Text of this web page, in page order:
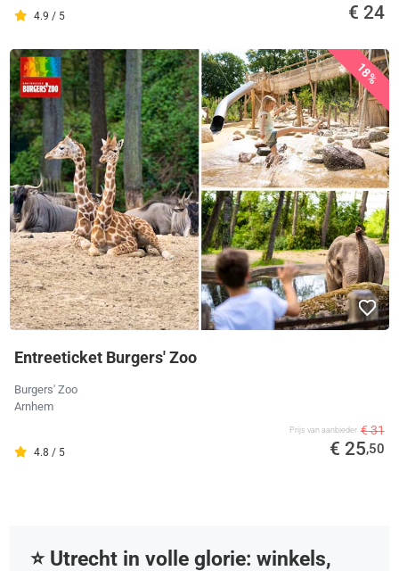
4.9 / 5 € 24
18%
Entreeticket Burgers' Zoo
Burgers' Zoo
Arnhem
4.8 / 5
Prijs van aanbieder € 31
€ 25,50
⭐️ Utrecht in volle glorie: winkels,